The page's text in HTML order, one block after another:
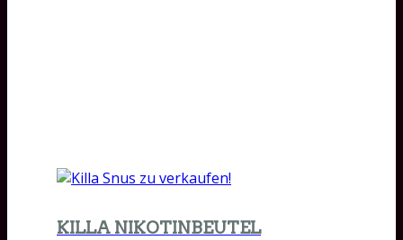
KILLA NIKOTINBEUTEL